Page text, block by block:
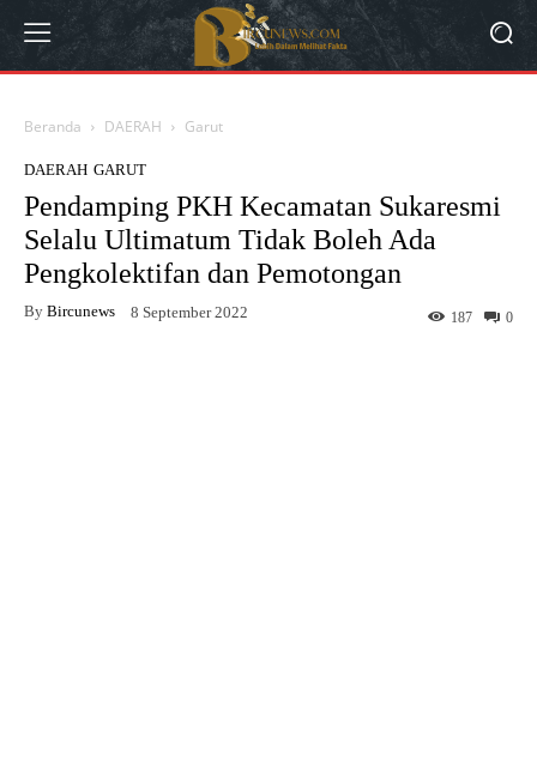
Beranda DAERAH Garut
DAERAH GARUT
Pendamping PKH Kecamatan Sukaresmi
Selalu Ultimatum Tidak Boleh Ada
Pengkolektifan dan Pemotongan
By Bircunews 8 September 2022 0
187